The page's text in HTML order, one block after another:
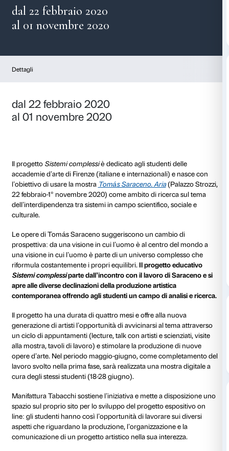
Sistemi complessi
al 01 novembre 2020
Dettagli
dal 22 febbraio 2020
al 01 novembre 2020
Il progettoSistemi complessiè dedicato agli
l’obiettivo di usare la mostraTomás Saraceno. Aria
22 febbraio-1° novembre 2020) come ambito di
dell’interdipendenza tra sistemi in campo scientifico,
culturale.
prospettiva: da una visione in cui l’uomo è al centro
una visione in cui l’uomo è parte di un universo
riformula costantemente i propri equilibri.Il
Sistemi complessiparte dall’incontro con il lavoro di